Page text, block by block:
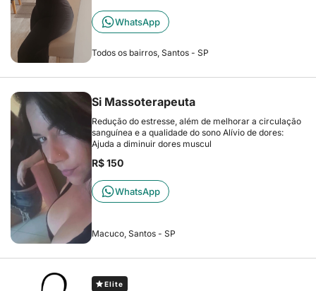
WhatsApp
Todos os bairros, Santos - SP
Si Massoterapeuta
Redução do estresse, além de melhorar a circulação
sanguínea e a qualidade do sono Alívio de dores:
Ajuda a diminuir dores muscul
R$ 150
WhatsApp
Macuco, Santos - SP
Elite